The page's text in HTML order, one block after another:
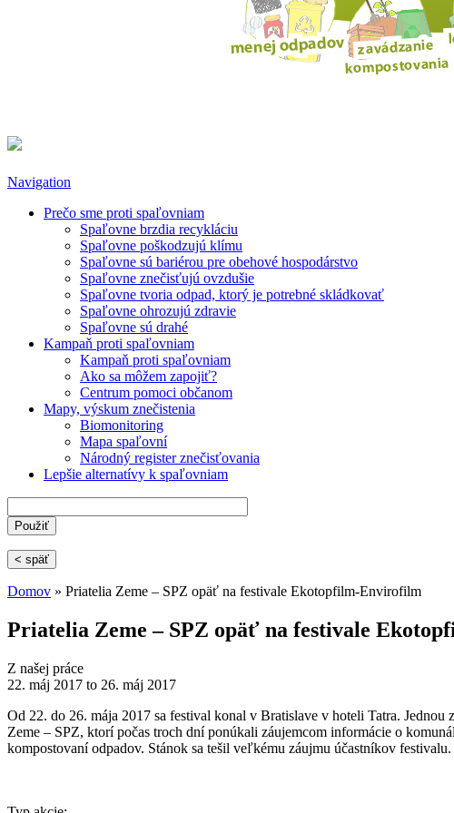
Navigation
Prečo sme proti spaľovniam
Spaľovne brzdia recykláciu
Spaľovne poškodzujú klímu
Spaľovne sú bariérou pre obehové hospodárstvo
Spaľovne znečisťujú ovzdušie
Spaľovne tvoria odpad, ktorý je potrebné skládkovať
Spaľovne ohrozujú zdravie
Spaľovne sú drahé
Kampaň proti spaľovniam
Kampaň proti spaľovniam
Ako sa môžem zapojiť?
Centrum pomoci občanom
Mapy, výskum znečistenia
Biomonitoring
Mapa spaľovní
Národný register znečisťovania
Lepšie alternatívy k spaľovniam
< späť
Domov » Priatelia Zeme – SPZ opäť na festivale Ekotopfilm-Envirofilm
Priatelia Zeme – SPZ opäť na festivale
Z našej práce
22. máj 2017 to 26. máj 2017
Od 22. do 26. mája 2017 sa festival konal v Bratislave v hoteli Tatra.
Zeme – SPZ, ktorí počas troch dní ponúkali záujemcom informácie o
kompostovaní odpadov. Stánok sa tešil veľkému záujmu účastníkov festivalu.